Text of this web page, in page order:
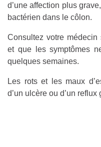
d’une affection plus
bactérien dans le côlon.
Consultez votre
et que les symptômes
quelques semaines.
Les rots et les maux
d’un ulcère ou d’un